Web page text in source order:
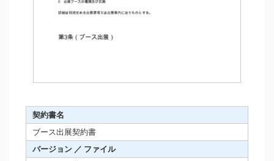
契約書名
ブース出展契約書
バージョン ／ ファイル